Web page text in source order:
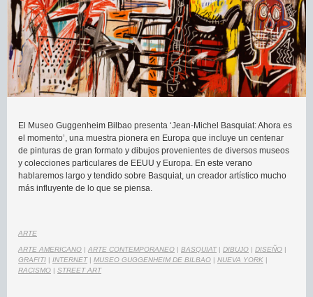
El Museo Guggenheim Bilbao presenta ‘Jean-Michel Basquiat: Ahora es
el momento’, una muestra pionera en Europa que incluye un centenar
de pinturas de gran formato y dibujos provenientes de diversos museos
y colecciones particulares de EEUU y Europa. En este verano
hablaremos largo y tendido sobre Basquiat, un creador artístico mucho
más influyente de lo que se piensa.
ARTE
ARTE AMERICANO | ARTE CONTEMPORANEO | BASQUIAT| DIBUJO | DISEÑO |
GRAFITI | INTERNET| MUSEO GUGGENHEIM DE BILBAO | NUEVA YORK |
RACISMO | STREET ART